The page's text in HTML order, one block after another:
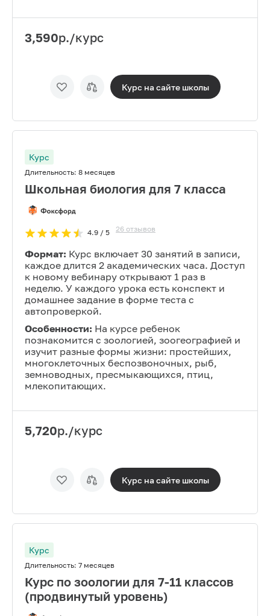
3,590р./курс
Курс на сайте школы
Курс
Длительность: 8 месяцев
Школьная биология для 7 класса
4.9/ 5 26 отзывов
Формат: Курс включает 30 занятий в записи,
каждое длится 2 академических часа. Доступ
к новому вебинару открывают 1 раз в
неделю. У каждого урока есть конспект и
домашнее задание в форме теста с
автопроверкой.
Особенности: На курсе ребенок
познакомится с зоологией, зоогеографией и
изучит разные формы жизни: простейших,
многоклеточных беспозвоночных, рыб,
земноводных, пресмыкающихся, птиц,
млекопитающих.
5,720р./курс
Курс на сайте школы
Курс
Длительность: 7 месяцев
Курс по зоологии для 7-11 классов
(продвинутый уровень)